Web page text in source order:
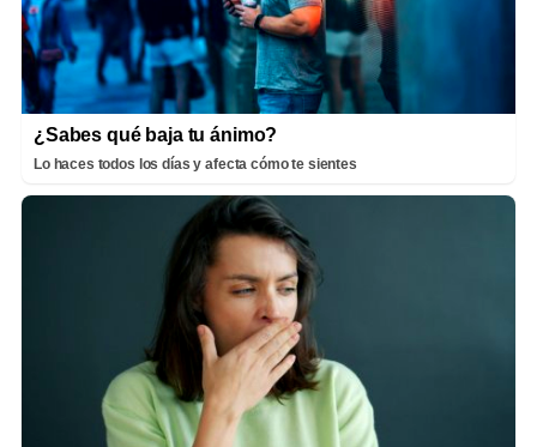
¿Sabes qué baja tu ánimo?
Lo haces todos los días y afecta cómo te sientes